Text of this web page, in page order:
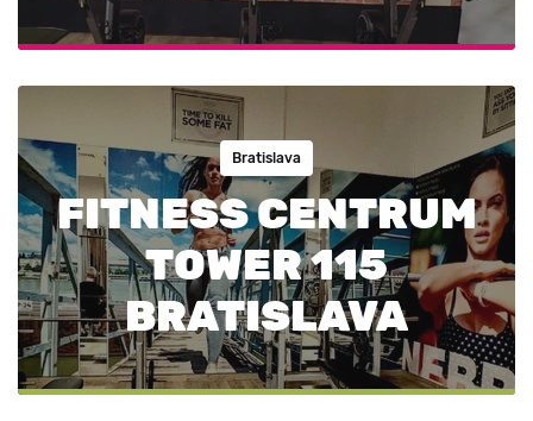
Bratislava
FITNESS CENTRUM
TOWER 115
BRATISLAVA